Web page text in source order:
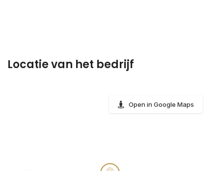
Locatie van het bedrijf
Open in Google Maps